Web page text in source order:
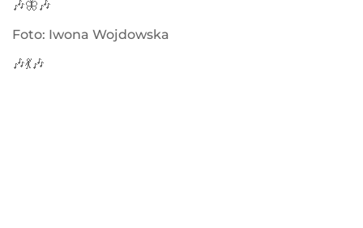
🎶🦋 🎶
Foto: Iwona Wojdowska
🎶💃🎶